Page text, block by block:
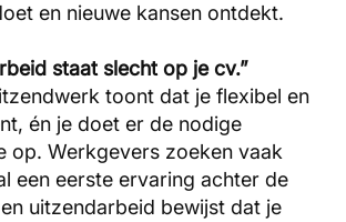
en nieuwe kansen ontdekt.
staat slecht op je cv.”
toont dat je flexibel en
én je doet er de nodige
op. Werkgevers zoeken vaak
een eerste ervaring achter de
uitzendarbeid bewijst dat je